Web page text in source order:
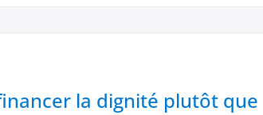
la dignité plutôt que